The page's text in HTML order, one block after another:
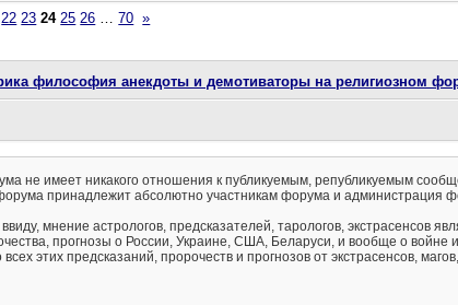
22 23 24 25 26 … 70 »
философия анекдоты и демотиваторы на религиозном
не имеет никакого отношения к публикуемым, републикуемым
принадлежит абсолютно участникам форума и администрация
мнение астрологов, предсказателей, тарологов, экстрасенсов
прогнозы о России, Украине, США, Беларуси, и вообще о
этих предсказаний, пророчеств и прогнозов от экстрасенсов,